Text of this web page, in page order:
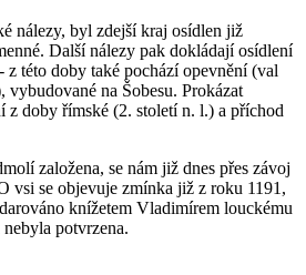
nálezy, byl zdejší kraj osídlen již
Další nálezy pak dokládají osídlení
z této doby také pochází opevnění (val
vybudované na Šobesu. Prokázat
z doby římské (2. století n. l.) a příchod
založena, se nám již dnes přes závoj
vsi se objevuje zmínka již z roku 1191,
knížetem Vladimírem louckému
potvrzena.